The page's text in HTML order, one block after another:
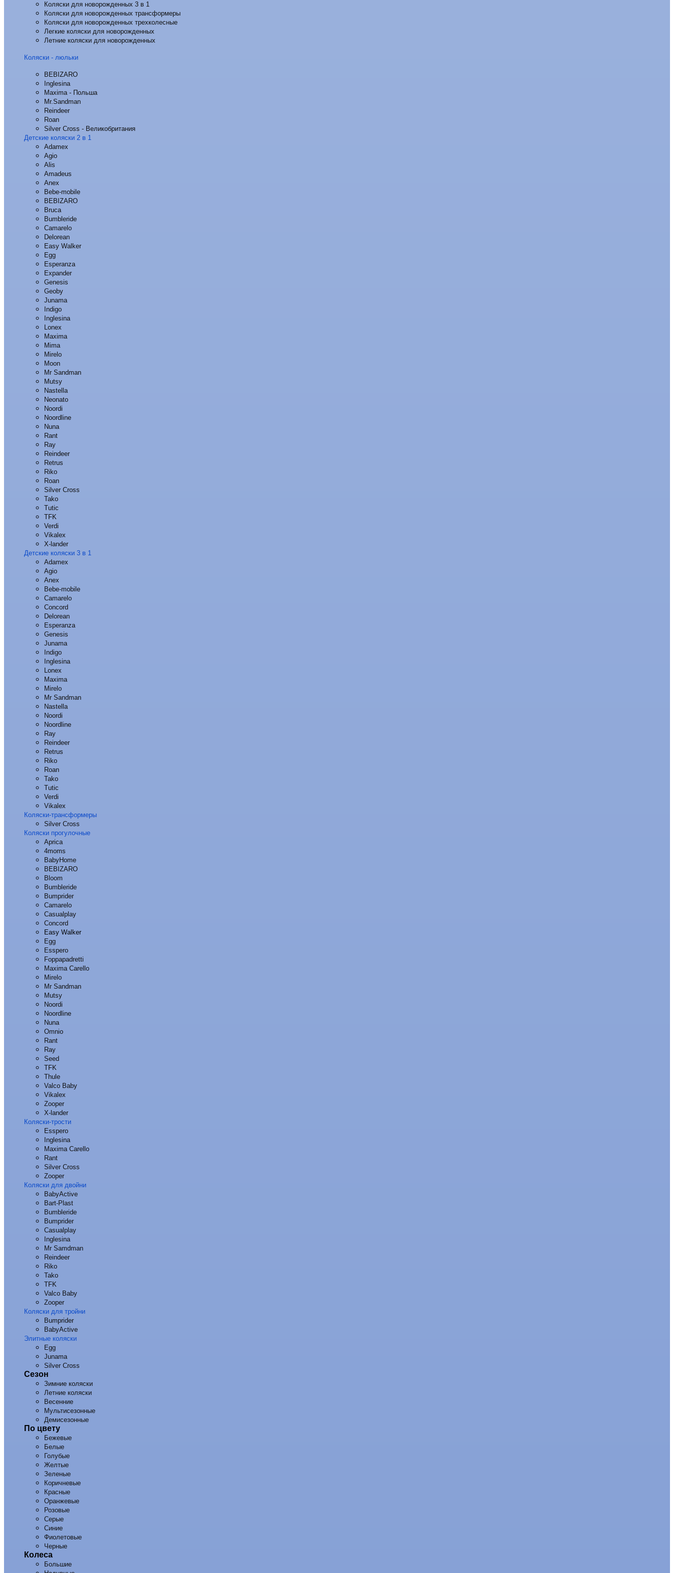
Коляски для новорожденных 3 в 1
Коляски для новорожденных трансформеры
Коляски для новорожденных трехколесные
Легкие коляски для новорожденных
Летние коляски для новорожденных
Коляски - люльки
BEBIZARO
Inglesina
Maxima - Польша
Mr.Sandman
Reindeer
Roan
Silver Cross - Великобритания
Детские коляски 2 в 1
Adamex
Agio
Alis
Amadeus
Anex
Bebe-mobile
BEBIZARO
Bruca
Bumbleride
Camarelo
Delorean
Easy Walker
Egg
Esperanza
Expander
Genesis
Geoby
Junama
Indigo
Inglesina
Lonex
Maxima
Mima
Mirelo
Moon
Mr Sandman
Mutsy
Nastella
Neonato
Noordi
Noordline
Nuna
Rant
Ray
Reindeer
Retrus
Riko
Roan
Silver Cross
Tako
Tutic
TFK
Verdi
Vikalex
X-lander
Детские коляски 3 в 1
Adamex
Agio
Anex
Bebe-mobile
Camarelo
Concord
Delorean
Esperanza
Genesis
Junama
Indigo
Inglesina
Lonex
Maxima
Mirelo
Mr Sandman
Nastella
Noordi
Noordline
Ray
Reindeer
Retrus
Riko
Roan
Tako
Tutic
Verdi
Vikalex
Коляски-трансформеры
Silver Cross
Коляски прогулочные
Aprica
4moms
BabyHome
BEBIZARO
Bloom
Bumbleride
Bumprider
Camarelo
Casualplay
Concord
Easy Walker
Egg
Esspero
Foppapadretti
Maxima Carello
Mirelo
Mr Sandman
Mutsy
Noordi
Noordline
Nuna
Omnio
Rant
Ray
Seed
TFK
Thule
Valco Baby
Vikalex
Zooper
X-lander
Коляски-трости
Esspero
Inglesina
Maxima Carello
Rant
Silver Cross
Zooper
Коляски для двойни
BabyActive
Bart-Plast
Bumbleride
Bumprider
Casualplay
Inglesina
Mr Samdman
Reindeer
Riko
Tako
TFK
Valco Baby
Zooper
Коляски для тройни
Bumprider
BabyActive
Элитные коляски
Egg
Junama
Silver Cross
Сезон
Зимние коляски
Летние коляски
Весенние
Мультисезонные
Демисезонные
По цвету
Бежевые
Белые
Голубые
Желтые
Зеленые
Коричневые
Красные
Оранжевые
Розовые
Серые
Синие
Фиолетовые
Черные
Колеса
Большие